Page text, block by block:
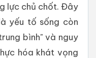
lực chủ chốt. Đây
yếu tố sống còn
bình" và nguy
hóa khát vọng